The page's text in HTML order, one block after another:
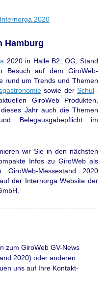
Hamburg
2020 in Halle B2, OG, Stand
Besuch auf dem GiroWeb-
rund um Trends und Themen
sowie derSchul–
GiroWeb Produkten,
Jahr auch die Themen
Belegausgabepflicht im
wir Sie in den nächsten
Infos zu GiroWeb als
GiroWeb-Messestand 2020
der Internorga Website der
zum GiroWeb GV-News
2020) oder anderen
uns auf Ihre Kontakt-